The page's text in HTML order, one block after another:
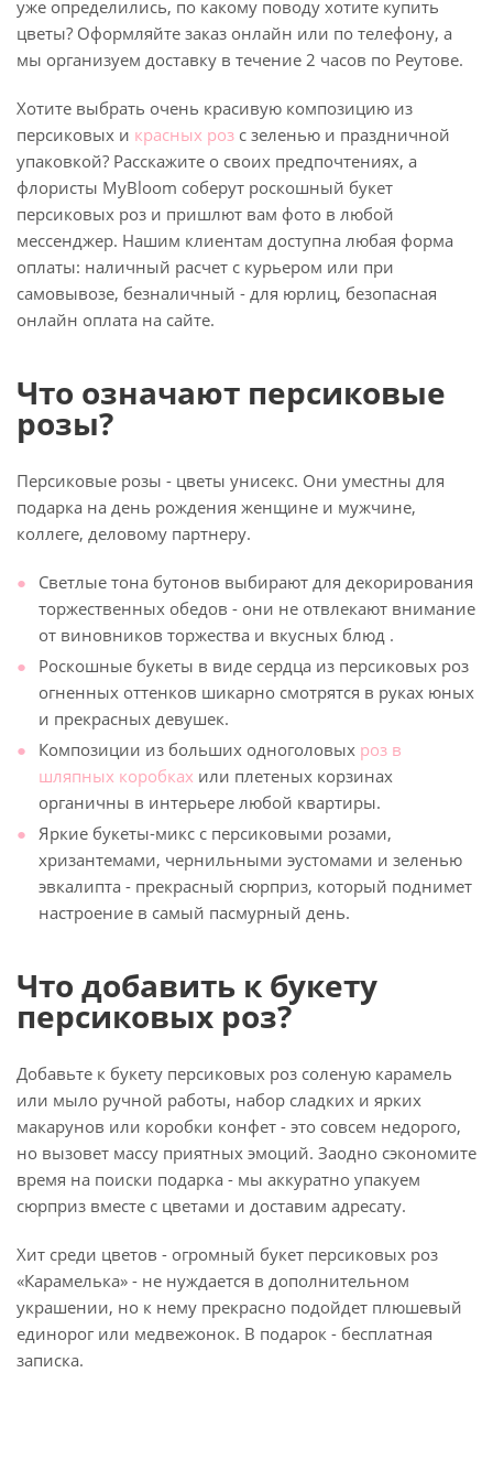
уже определились, по какому поводу хотите купить
цветы? Оформляйте заказ онлайн или по телефону, а
мы организуем доставку в течение 2 часов по Реутове.
Хотите выбрать очень красивую композицию из
персиковых и красных роз с зеленью и праздничной
упаковкой? Расскажите о своих предпочтениях, а
флористы MyBloom соберут роскошный букет
персиковых роз и пришлют вам фото в любой
мессенджер. Нашим клиентам доступна любая форма
оплаты: наличный расчет с курьером или при
самовывозе, безналичный - для юрлиц, безопасная
онлайн оплата на сайте.
Что означают персиковые
розы?
Персиковые розы - цветы унисекс. Они уместны для
подарка на день рождения женщине и мужчине,
коллеге, деловому партнеру.
Светлые тона бутонов выбирают для декорирования
торжественных обедов - они не отвлекают внимание
от виновников торжества и вкусных блюд .
Роскошные букеты в виде сердца из персиковых роз
огненных оттенков шикарно смотрятся в руках юных
и прекрасных девушек.
Композиции из больших одноголовых роз в
шляпных коробках или плетеных корзинах
органичны в интерьере любой квартиры.
Яркие букеты-микс с персиковыми розами,
хризантемами, чернильными эустомами и зеленью
эвкалипта - прекрасный сюрприз, который поднимет
настроение в самый пасмурный день.
Что добавить к букету
персиковых роз?
Добавьте к букету персиковых роз соленую карамель
или мыло ручной работы, набор сладких и ярких
макарунов или коробки конфет - это совсем недорого,
но вызовет массу приятных эмоций. Заодно сэкономите
время на поиски подарка - мы аккуратно упакуем
сюрприз вместе с цветами и доставим адресату.
Хит среди цветов - огромный букет персиковых роз
«Карамелька» - не нуждается в дополнительном
украшении, но к нему прекрасно подойдет плюшевый
единорог или медвежонок. В подарок - бесплатная
записка.